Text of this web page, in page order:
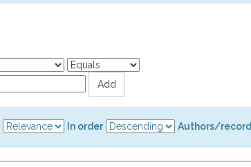
In order Authors/record